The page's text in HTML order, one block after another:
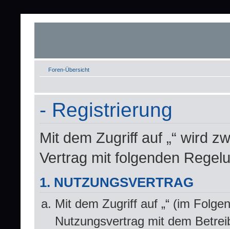
Foren-Übersicht
- Registrierung
Mit dem Zugriff auf „“ wird
Vertrag mit folgenden
1. NUTZUNGSVERTRAG
Mit dem Zugriff auf „“ (im
Nutzungsvertrag mit dem